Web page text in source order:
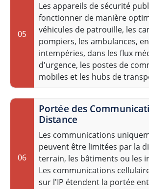
05
Les appareils de sécurité
fonctionner de manière
véhicules de patrouille, les
pompiers, les ambulances,
intempéries, dans les flux
d'urgence, les postes de
mobiles et les hubs de
06
Portée des
Distance
Les communications
peuvent être limitées par la
terrain, les bâtiments ou les
Les communications
sur l'IP étendent la portée